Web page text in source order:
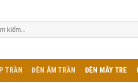
TRẦN ĐÈN ÂM TRẦN ĐÈN MÂY TRE